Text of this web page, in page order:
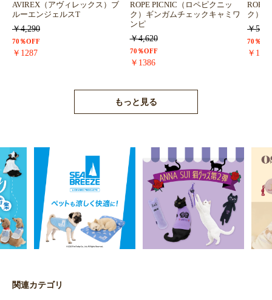
AVIREX（アヴィレックス）ブ
ルーエンジェルスT
￥4,290
70％OFF
￥1287
ROPE PICNIC（ロペピクニッ
ク）ギンガムチェックキャミワ
ンピ
￥4,620
70％OFF
￥1386
ROPE
ク）
￥
70％
￥
もっと見る
関連カテゴリ